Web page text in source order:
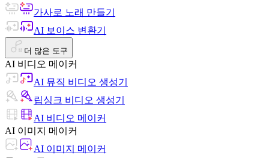
가사로 노래 만들기
AI 보이스 변환기
더 많은 도구
AI 비디오 메이커
AI 뮤직 비디오 생성기
립싱크 비디오 생성기
AI 비디오 메이커
AI 이미지 메이커
AI 이미지 메이커